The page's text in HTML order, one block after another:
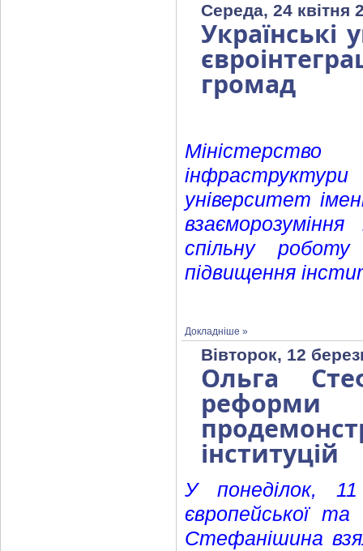
Середа, 24 квітня
Українські
громад
університет
спільну
підвищення
Докладніше »
Вівторок, 12
Ольга
інституцій
У понеділок, 11
європейської та
Стефанішина